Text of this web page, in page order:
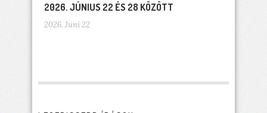
2026. JÚNIUS 22 ÉS 28 KÖZÖTT
2026. Juni 22